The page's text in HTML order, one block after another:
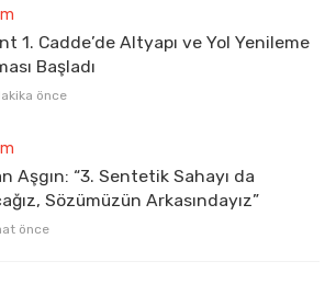
1. Cadde’de Altyapı ve Yol Yenileme
Başladı
önce
Aşgın: “3. Sentetik Sahayı da
Sözümüzün Arkasındayız”
önce